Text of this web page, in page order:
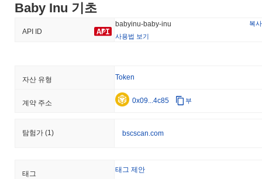
Baby Inu 기초
API ID
babyinu-baby-inu
복사
사용법 보기
자산 유형 Token
계약 주소 0x09...4c85 부
탐험가 (1) bscscan.com
태그 태그 제안